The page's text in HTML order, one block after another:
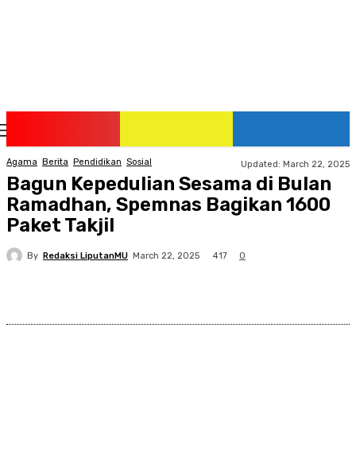
Agama Berita Pendidikan Sosial Updated: March 22, 2025
Bagun Kepedulian Sesama di Bulan
Ramadhan, Spemnas Bagikan 1600
Paket Takjil
By Redaksi LiputanMU March 22, 2025 417 0